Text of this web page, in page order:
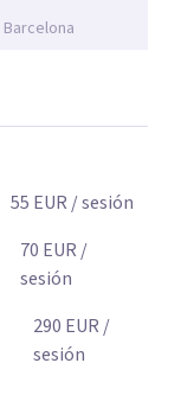
y cómo te
en
desde un
también desde
lo entiendes.
55 EUR / sesión
70 EUR /
sesión
290 EUR /
sesión